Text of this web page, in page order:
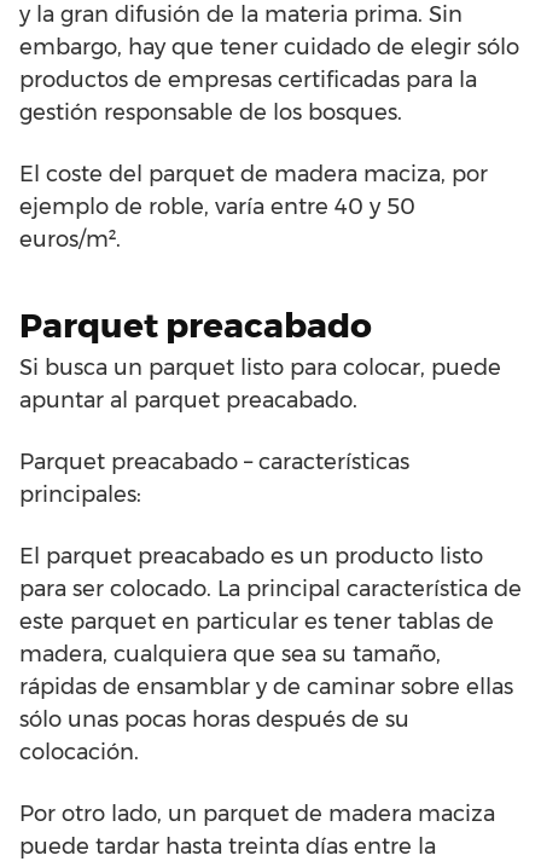
y la gran difusión de la materia prima. Sin
embargo, hay que tener cuidado de elegir sólo
productos de empresas certificadas para la
gestión responsable de los bosques.
El coste del parquet de madera maciza, por
ejemplo de roble, varía entre 40 y 50
euros/m².
Parquet preacabado
Si busca un parquet listo para colocar, puede
apuntar al parquet preacabado.
Parquet preacabado – características
principales:
El parquet preacabado es un producto listo
para ser colocado. La principal característica de
este parquet en particular es tener tablas de
madera, cualquiera que sea su tamaño,
rápidas de ensamblar y de caminar sobre ellas
sólo unas pocas horas después de su
colocación.
Por otro lado, un parquet de madera maciza
puede tardar hasta treinta días entre la